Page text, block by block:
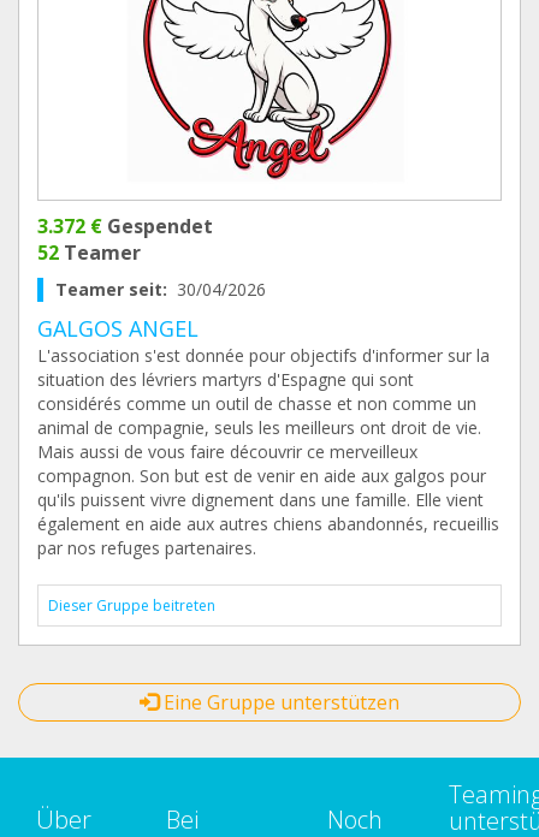
3.372 € Gespendet
52 Teamer
Teamer seit: 30/04/2026
GALGOS ANGEL
L'association s'est donnée pour objectifs d'informer sur la
situation des lévriers martyrs d'Espagne qui sont
considérés comme un outil de chasse et non comme un
animal de compagnie, seuls les meilleurs ont droit de vie.
Mais aussi de vous faire découvrir ce merveilleux
compagnon. Son but est de venir en aide aux galgos pour
qu'ils puissent vivre dignement dans une famille. Elle vient
également en aide aux autres chiens abandonnés, recueillis
par nos refuges partenaires.
Dieser Gruppe beitreten
Eine Gruppe unterstützen
Über
Bei
Noch